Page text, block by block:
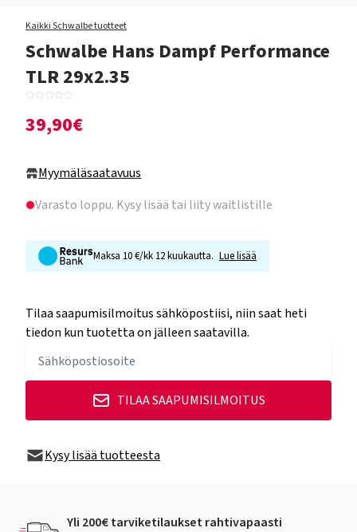
Kaikki Schwalbe tuotteet
Schwalbe Hans Dampf Performance
TLR 29x2.35
39,90€
Myymäläsaatavuus
Varasto loppu. Kysy lisää tai liity waitlistille
Maksa 10 €/kk 12 kuukautta. Lue lisää
Tilaa saapumisilmoitus sähköpostiisi, niin saat heti
tiedon kun tuotetta on jälleen saatavilla.
TILAA SAAPUMISILMOITUS
Kysy lisää tuotteesta
Yli 200€ tarviketilaukset rahtivapaasti